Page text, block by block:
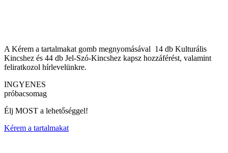
A Kérem a tartalmakat gomb megnyomásával 14 db Kulturális
Kincshez és 44 db Jel-Szó-Kincshez kapsz hozzáférést, valamint
feliratkozol hírlevelünkre.
INGYENES
próbacsomag
Élj MOST a lehetőséggel!
Kérem a tartalmakat